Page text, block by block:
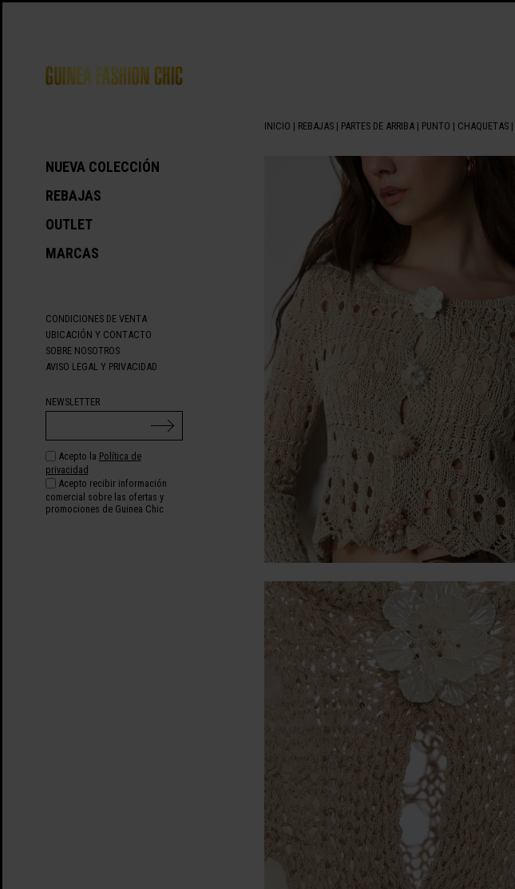
INICIO | REBAJAS| PARTES DE ARRIBA| PUNTO | CHAQUETAS|
NUEVA COLECCIÓN
REBAJAS
OUTLET
MARCAS
CONDICIONES DE VENTA
UBICACIÓN Y CONTACTO
SOBRE NOSOTROS
AVISO LEGAL Y PRIVACIDAD
NEWSLETTER
Acepto la Política de
privacidad
Acepto recibir información
comercial sobre las ofertas y
promociones de Guinea Chic